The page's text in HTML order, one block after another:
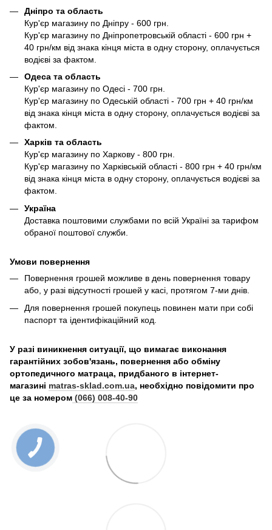
Дніпро та область
Кур'єр магазину по Дніпру - 600 грн.
Кур'єр магазину по Дніпропетровській області - 600 грн +
40 грн/км від знака кінця міста в одну сторону, оплачується
водієві за фактом.
Одеса та область
Кур'єр магазину по Одесі - 700 грн.
Кур'єр магазину по Одеській області - 700 грн + 40 грн/км
від знака кінця міста в одну сторону, оплачується водієві за
фактом.
Харків та область
Кур'єр магазину по Харкову - 800 грн.
Кур'єр магазину по Харківській області - 800 грн + 40 грн/км
від знака кінця міста в одну сторону, оплачується водієві за
фактом.
Україна
Доставка поштовими службами по всій Україні за тарифом
обраної поштової служби.
Умови повернення
Повернення грошей можливе в день повернення товару
або, у разі відсутності грошей у касі, протягом 7-ми днів.
Для повернення грошей покупець повинен мати при собі
паспорт та ідентифікаційний код.
У разі виникнення ситуації, що вимагає виконання
гарантійних зобов'язань, повернення або обміну
ортопедичного матраца, придбаного в інтернет-
магазині matras-sklad.com.ua, необхідно повідомити про
це за номером (066) 008-40-90